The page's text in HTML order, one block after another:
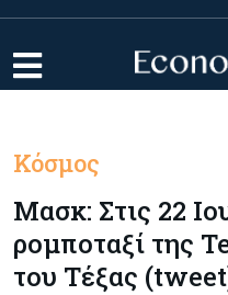
Κόσμος
Mασκ: Στις 22
ρομποταξί της
του Τέξας